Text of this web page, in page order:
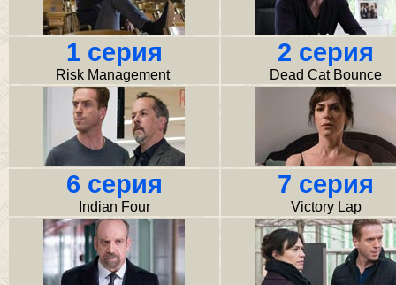
1 серия
Risk Management
2 серия
Dead Cat Bounce
6 серия
Indian Four
7 серия
Victory Lap